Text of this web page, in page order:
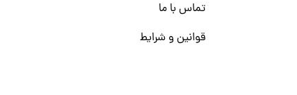
تماس با ما
قوانین و شرایط